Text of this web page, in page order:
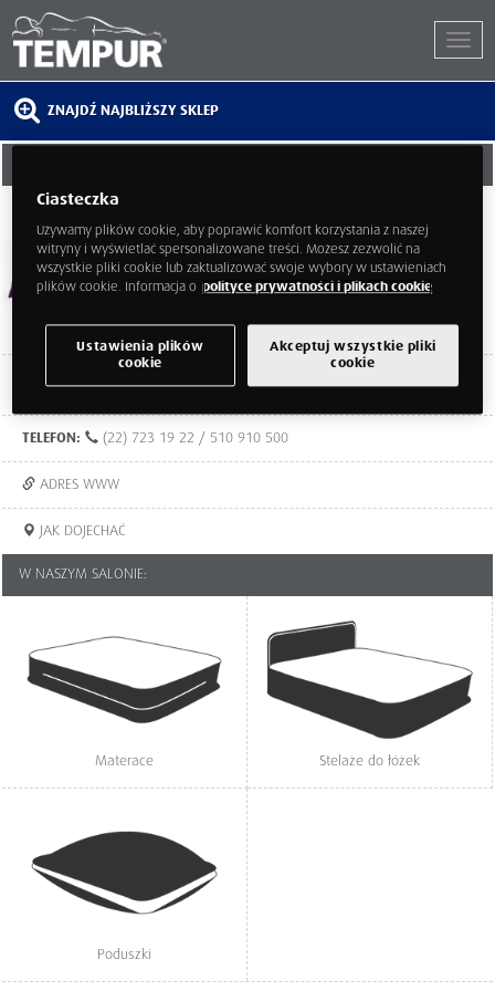
ZNAJDŹ NAJBLIŻSZY SKLEP
Handlowego Janki)
Raszyn
mazowieckie
05-090
TELEFON: (22) 723 19 22 / 510 910 500
ADRES WWW
JAK DOJECHAĆ
W NASZYM SALONIE:
Materace Stelaże do łóżek
Poduszki
Ciasteczka
Używamy plików cookie, aby poprawić komfort korzystania z naszej
witryny i wyświetlać spersonalizowane treści. Możesz zezwolić na
wszystkie pliki cookie lub zaktualizować swoje wybory w ustawieniach
plików cookie. Informacja o polityce prywatności i plikach cookie
Akceptuj wszystkie pliki
cookie
Ustawienia plików
cookie